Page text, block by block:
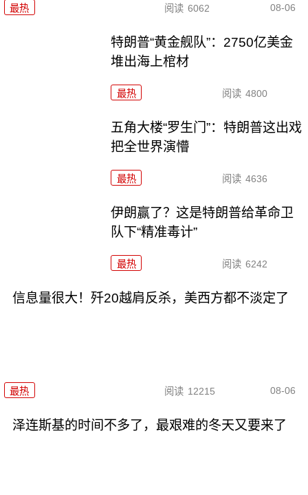
最热 阅读 6062 08-06
特朗普“黄金舰队”：2750亿美金
堆出海上棺材
最热 阅读 4800
五角大楼“罗生门”：特朗普这出戏
把全世界演懵
最热 阅读 4636
伊朗赢了？这是特朗普给革命卫
队下“精准毒计”
最热 阅读 6242
信息量很大！歼20越肩反杀，美西方都不淡定了
最热 阅读 12215 08-06
泽连斯基的时间不多了，最艰难的冬天又要来了